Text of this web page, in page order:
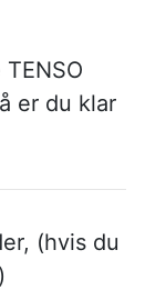
er du klar
(hvis du